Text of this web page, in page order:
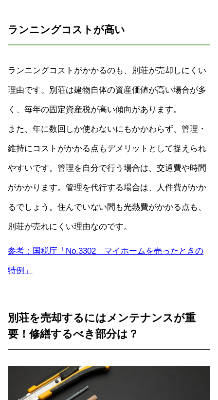
ランニングコストが高い
ランニングコストがかかるのも、別荘が売却しにくい
理由です。別荘は建物自体の資産価値が高い場合が多
く、毎年の固定資産税が高い傾向があります。
また、年に数回しか使わないにもかかわらず、管理・
維持にコストがかかる点もデメリットとして捉えられ
やすいです。管理を自分で行う場合は、交通費や時間
がかかります。管理を代行する場合は、人件費がかか
るでしょう。住んでいない間も光熱費がかかる点も、
別荘が売れにくい理由なのです。
参考：国税庁「No.3302 マイホームを売ったときの
特例」
別荘を売却するにはメンテナンスが重
要！修繕するべき部分は？